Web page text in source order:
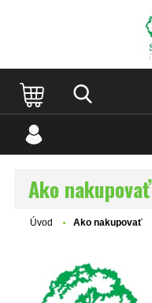
Ako nakupovať
Úvod Ako nakupovať